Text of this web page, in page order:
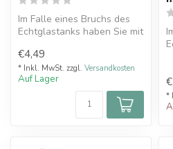
Im Falle eines Bruchs des
Echtglastanks haben Sie mit
Ersatzgla...
€4,49
* Inkl. MwSt. zzgl. Versandkosten
Auf Lager
*